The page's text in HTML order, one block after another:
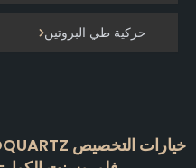
حركية طي البروتين